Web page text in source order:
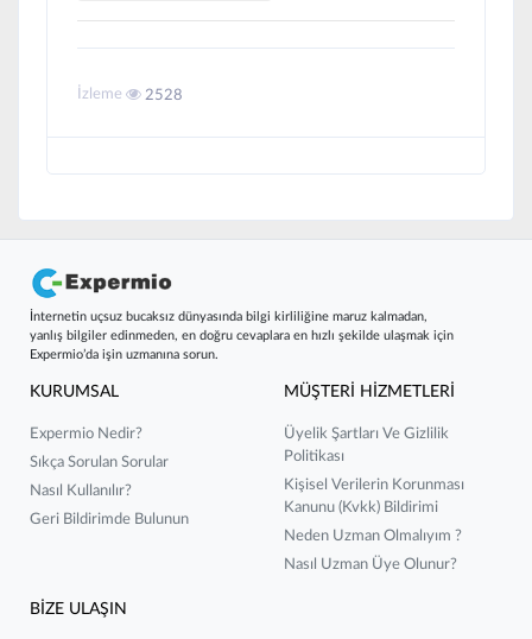
İzleme 2528
İnternetin uçsuz bucaksız dünyasında bilgi kirliliğine maruz kalmadan,
yanlış bilgiler edinmeden, en doğru cevaplara en hızlı şekilde ulaşmak için
Expermio’da işin uzmanına sorun.
KURUMSAL
Expermio Nedir?
Sıkça Sorulan Sorular
Nasıl Kullanılır?
Geri Bildirimde Bulunun
MÜŞTERİ HİZMETLERİ
Üyelik Şartları Ve Gizlilik
Politikası
Kişisel Verilerin Korunması
Kanunu (kvkk) Bildirimi
Neden Uzman Olmalıyım ?
Nasıl Uzman Üye Olunur?
BİZE ULAŞIN